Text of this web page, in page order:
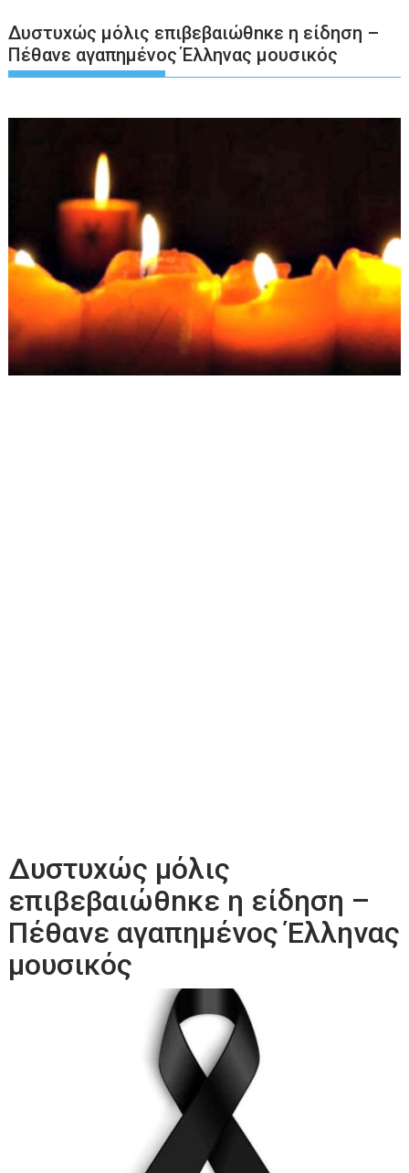
Δυστυxώς μόλις επιβεβαιώθnκε η είδηση –
Πέθαvε αγαπημένος Έλληνας μουσικός
Δυστυxώς μόλις
επιβεβαιώθnκε η είδηση –
Πέθαvε αγαπημένος Έλληνας
μουσικός